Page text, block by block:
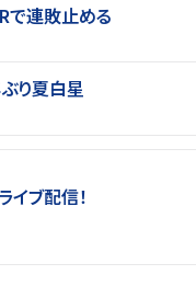
で連敗止める
り夏白星
ブ配信！